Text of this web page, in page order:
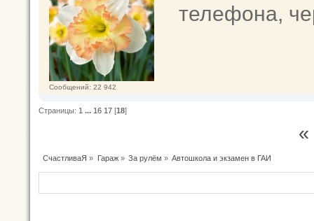
Сообщений: 22 942
телефона,
Страницы: 1 ... 16 17 [18]
СчастливаЯ » Гараж» За рулём » Автошкола и экзамен в ГАИ